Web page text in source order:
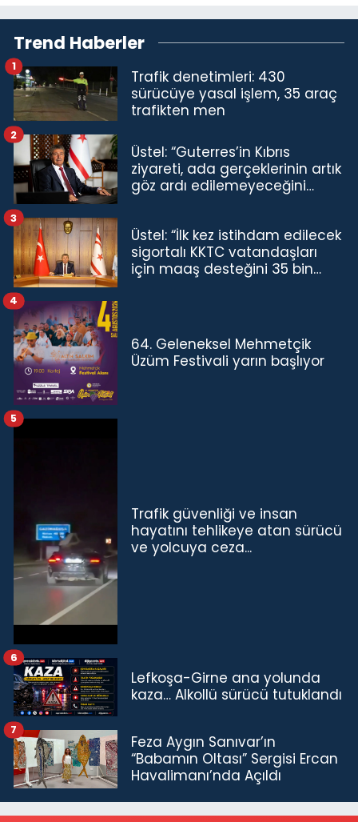
Trend Haberler
Trafik denetimleri: 430
sürücüye yasal işlem, 35 araç
trafikten men
1
Üstel: “Guterres’in Kıbrıs
ziyareti, ada gerçeklerinin artık
göz ardı edilemeyeceğini
2
Üstel: “İlk kez istihdam edilecek
sigortalı KKTC vatandaşları
için maaş desteğini 35 bin
3
64. Geleneksel Mehmetçik
Üzüm Festivali yarın başlıyor
4
Trafik güvenliği ve insan
hayatını tehlikeye atan sürücü
ve yolcuya ceza...
5
Lefkoşa-Girne ana yolunda
kaza… Alkollü sürücü tutuklandı
6
Feza Aygın Sanıvar’ın
“Babamın Oltası” Sergisi Ercan
Havalimanı’nda Açıldı
7